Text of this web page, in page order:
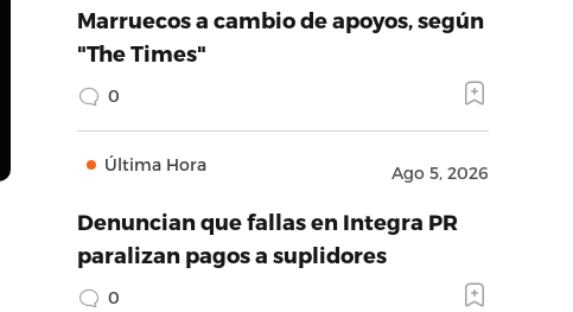
Marruecos a cambio de apoyos, según
"The Times"
0
Última Hora Ago 5, 2026
Denuncian que fallas en Integra PR
paralizan pagos a suplidores
0